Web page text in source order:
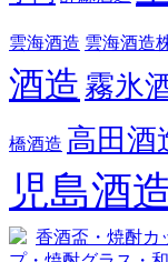
雲海酒造 雲海酒造
酒造 霧氷
橋酒造 高田酒
児島酒